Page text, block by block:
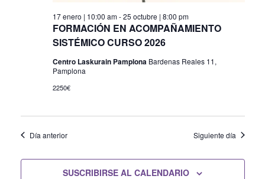
FORMACIÓN EN ACOMPAÑAMIENTO
SISTÉMICO CURSO 2026
17 enero | 10:00 am-25 octubre | 8:00 pm
Centro Laskurain Pamplona Bardenas Reales 11,
Pamplona
2250€
Día anterior Siguiente día
SUSCRIBIRSE AL CALENDARIO